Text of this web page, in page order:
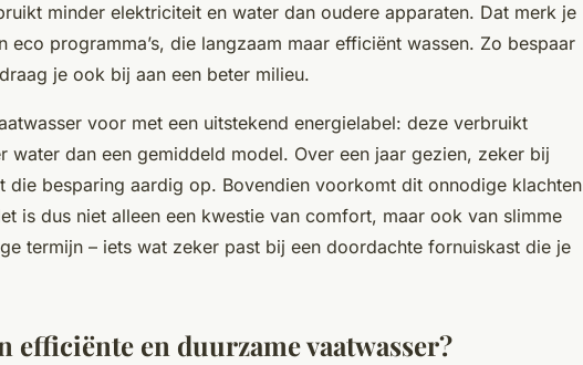
minder elektriciteit en water dan oudere apparaten. Dat merk je
programma’s, die langzaam maar efficiënt wassen. Zo bespaar
je ook bij aan een beter milieu.
voor met een uitstekend energielabel: deze verbruikt
water dan een gemiddeld model. Over een jaar gezien, zeker bij
die besparing aardig op. Bovendien voorkomt dit onnodige klachten
is dus niet alleen een kwestie van comfort, maar ook van slimme
termijn – iets wat zeker past bij een doordachte fornuiskast die je
efficiënte en duurzame vaatwasser?